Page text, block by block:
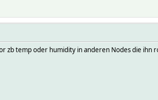
zb temp oder humidity in anderen Nodes die ihn